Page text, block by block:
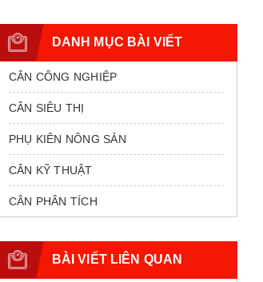
DANH MỤC BÀI VIẾT
CÂN CÔNG NGHIỆP
CÂN SIÊU THỊ
PHỤ KIÊN NÔNG SẢN
CÂN KỸ THUẬT
CÂN PHÂN TÍCH
BÀI VIẾT LIÊN QUAN